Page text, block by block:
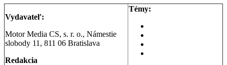
Vydavateľ:
Motor Media CS, s. r. o., Námestie
slobody 11, 811 06 Bratislava
Redakcia
Témy: